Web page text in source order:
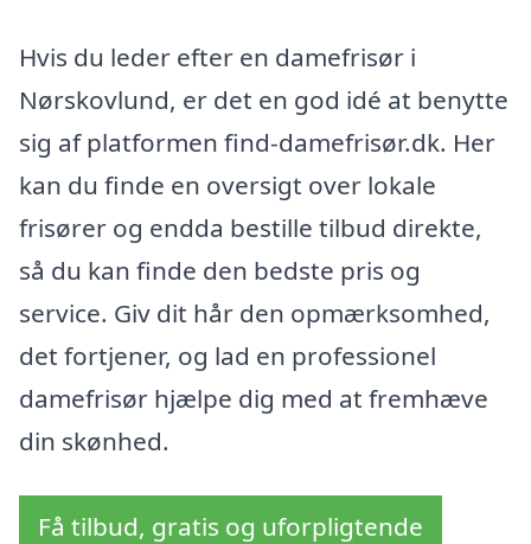
Hvis du leder efter en damefrisør i
Nørskovlund, er det en god idé at benytte
sig af platformen find-damefrisør.dk. Her
kan du finde en oversigt over lokale
frisører og endda bestille tilbud direkte,
så du kan finde den bedste pris og
service. Giv dit hår den opmærksomhed,
det fortjener, og lad en professionel
damefrisør hjælpe dig med at fremhæve
din skønhed.
Få tilbud, gratis og uforpligtende